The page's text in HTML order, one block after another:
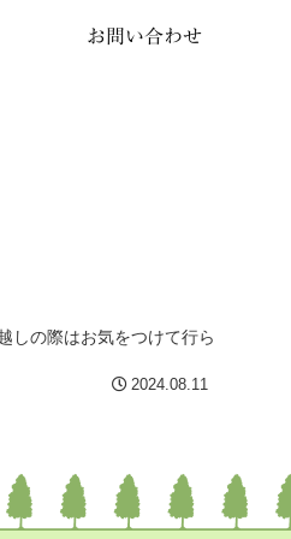
お問い合わせ
しの際はお気をつけて行ら
2024.08.11